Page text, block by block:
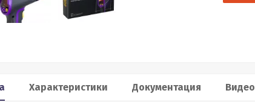
CONDTROL XP2
Характеристики Документация Видео